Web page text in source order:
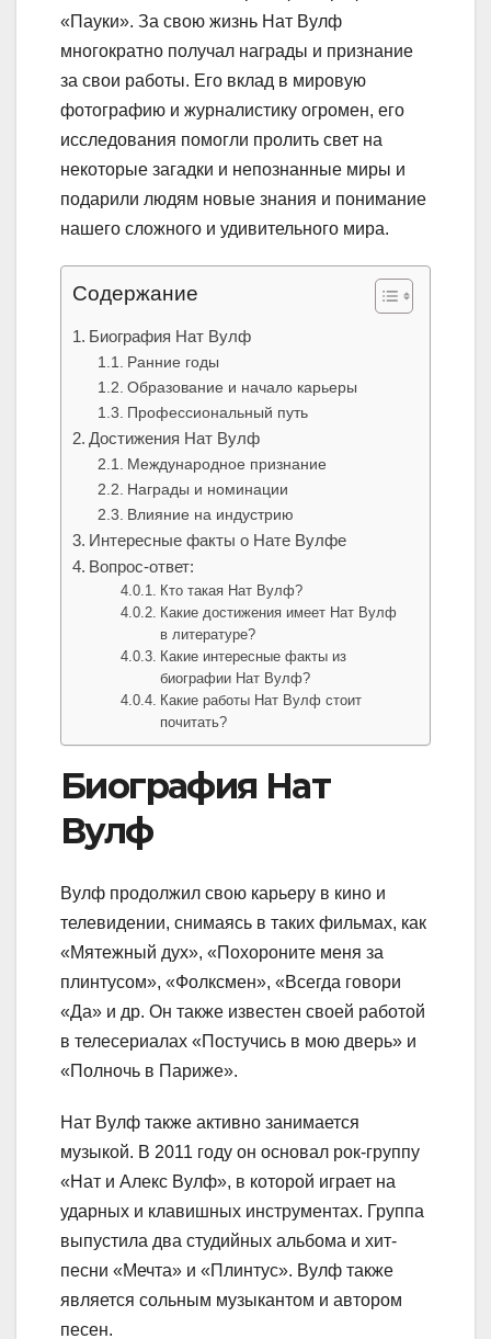
«Пауки». За свою жизнь Нат Вулф
многократно получал награды и признание
за свои работы. Его вклад в мировую
фотографию и журналистику огромен, его
исследования помогли пролить свет на
некоторые загадки и непознанные миры и
подарили людям новые знания и понимание
нашего сложного и удивительного мира.
Содержание
Биография Нат Вулф
Ранние годы
Образование и начало карьеры
Профессиональный путь
Достижения Нат Вулф
Международное признание
Награды и номинации
Влияние на индустрию
Интересные факты о Нате Вулфе
Вопрос-ответ:
Кто такая Нат Вулф?
Какие достижения имеет Нат Вулф
в литературе?
Какие интересные факты из
биографии Нат Вулф?
Какие работы Нат Вулф стоит
почитать?
Биография Нат
Вулф
Вулф продолжил свою карьеру в кино и
телевидении, снимаясь в таких фильмах, как
«Мятежный дух», «Похороните меня за
плинтусом», «Фолксмен», «Всегда говори
«Да» и др. Он также известен своей работой
в телесериалах «Постучись в мою дверь» и
«Полночь в Париже».
Нат Вулф также активно занимается
музыкой. В 2011 году он основал рок-группу
«Нат и Алекс Вулф», в которой играет на
ударных и клавишных инструментах. Группа
выпустила два студийных альбома и хит-
песни «Мечта» и «Плинтус». Вулф также
является сольным музыкантом и автором
песен.